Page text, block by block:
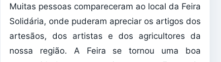
Muitas pessoas compareceram ao local da Feira
Solidária, onde puderam apreciar os artigos dos
artesãos, dos artistas e dos agricultores da
nossa região. A Feira se tornou uma boa